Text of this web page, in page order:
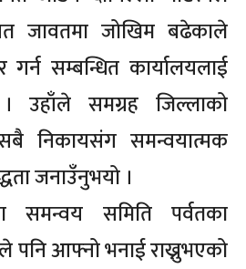
जावतमा जोखिम बढेकाले
सम्बन्धित कार्यालयलाई
उहाँले समग्रह जिल्लाको
निकायसंग समन्वयात्मक
जनाउँनुभयो ।
समन्वय समिति पर्वतका
पनि आफ्नो भनाई राख्नुभएको